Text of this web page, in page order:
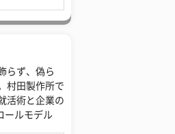
らず、偽ら
村田製作所で
活術と企業の
ールモデル